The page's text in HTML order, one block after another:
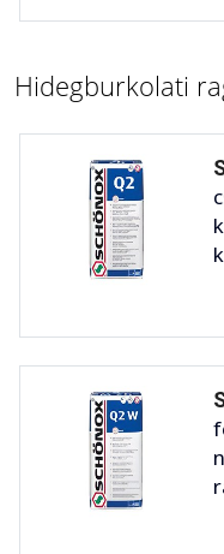
Hidegburkolati